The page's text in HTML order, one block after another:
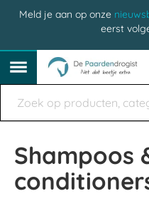
Meld je aan op onze
eerst
Shampoos